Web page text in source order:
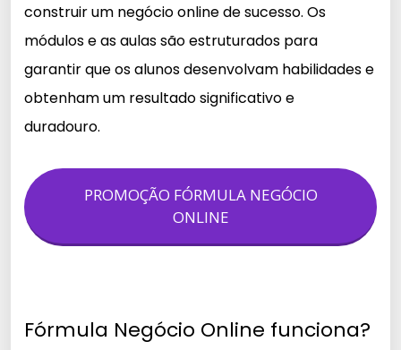
construir um negócio online de sucesso. Os
módulos e as aulas são estruturados para
garantir que os alunos desenvolvam habilidades e
obtenham um resultado significativo e
duradouro.
PROMOÇÃO FÓRMULA NEGÓCIO
ONLINE
Fórmula Negócio Online funciona?